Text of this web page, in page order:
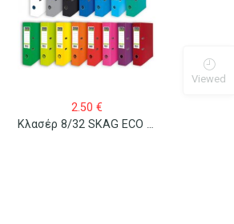
2.50€
Viewed